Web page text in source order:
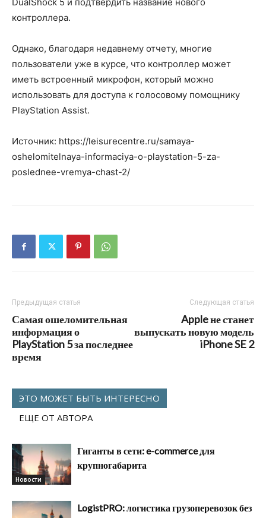
контроллера.
Однако, благодаря недавнему отчету, многие
пользователи уже в курсе, что контроллер может
иметь встроенный микрофон, который можно
использовать для доступа к голосовому помощнику
PlayStation Assist.
Источник: https://leisurecentre.ru/samaya-
oshelomitelnaya-informaciya-o-playstation-5-za-
poslednee-vremya-chast-2/
Предыдущая статья
Самая ошеломительная
информация о
PlayStation 5 за последнее
время
Следующая статья
Apple не станет
выпускать новую модель
iPhone SE 2
ЭТО МОЖЕТ БЫТЬ ИНТЕРЕСНО
ЕЩЕ ОТ АВТОРА
Новости
Гиганты в сети: e-commerce для
крупногабарита
LogistPRO: логистика грузоперевозок без